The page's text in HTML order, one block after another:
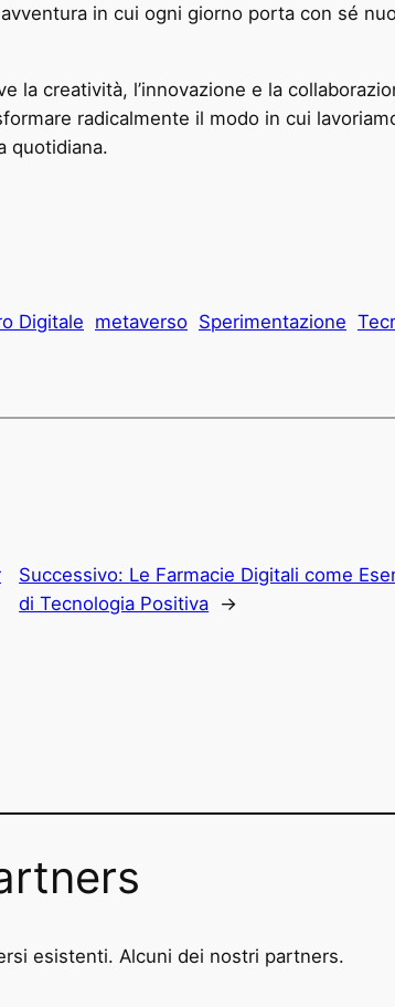
in cui ogni giorno porta con sé
creatività, l’innovazione e la
radicalmente il modo in cui
quotidiana.
Digitale metaverso Sperimentazione
Successivo: Le Farmacie Digitali come
di Tecnologia Positiva →
esistenti. Alcuni dei nostri partners.